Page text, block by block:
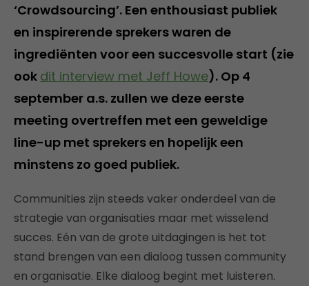
‘Crowdsourcing’. Een enthousiast publiek
en inspirerende sprekers waren de
ingrediënten voor een succesvolle start (zie
ook dit interview met Jeff Howe). Op 4
september a.s. zullen we deze eerste
meeting overtreffen met een geweldige
line-up met sprekers en hopelijk een
minstens zo goed publiek.
Communities zijn steeds vaker onderdeel van de
strategie van organisaties maar met wisselend
succes. Eén van de grote uitdagingen is het tot
stand brengen van een dialoog tussen community
en organisatie. Elke dialoog begint met luisteren.